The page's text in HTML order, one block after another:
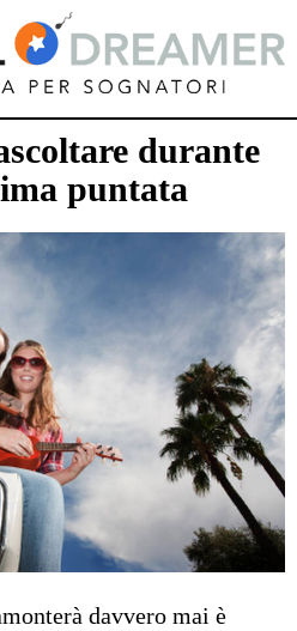
durante
puntata
davvero mai è